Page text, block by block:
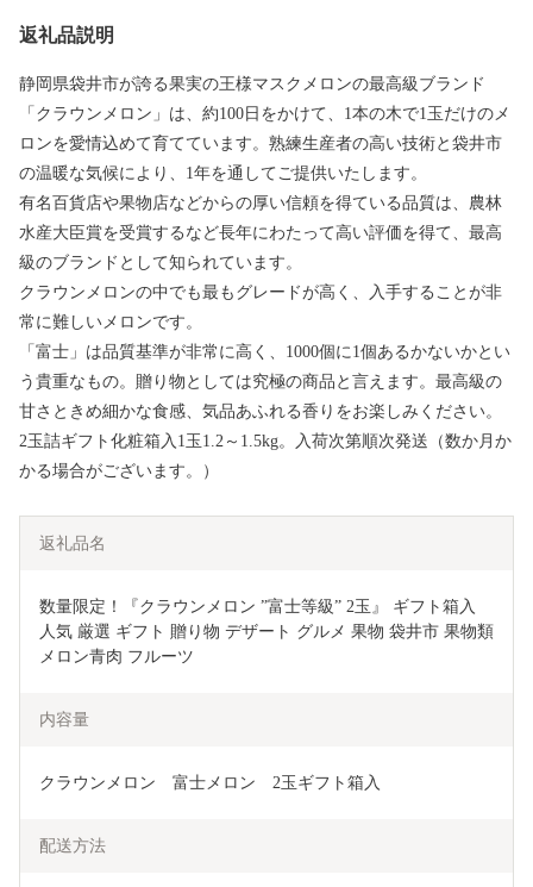
返礼品説明
静岡県袋井市が誇る果実の王様マスクメロンの最高級ブランド
「クラウンメロン」は、約100日をかけて、1本の木で1玉だけのメ
ロンを愛情込めて育てています。熟練生産者の高い技術と袋井市
の温暖な気候により、1年を通してご提供いたします。
有名百貨店や果物店などからの厚い信頼を得ている品質は、農林
水産大臣賞を受賞するなど長年にわたって高い評価を得て、最高
級のブランドとして知られています。
クラウンメロンの中でも最もグレードが高く、入手することが非
常に難しいメロンです。
「富士」は品質基準が非常に高く、1000個に1個あるかないかとい
う貴重なもの。贈り物としては究極の商品と言えます。最高級の
甘さときめ細かな食感、気品あふれる香りをお楽しみください。
2玉詰ギフト化粧箱入1玉1.2～1.5kg。入荷次第順次発送（数か月か
かる場合がございます。）
返礼品名
数量限定！『クラウンメロン ”富士等級” 2玉』 ギフト箱入
人気 厳選 ギフト 贈り物 デザート グルメ 果物 袋井市 果物類
メロン青肉 フルーツ
内容量
クラウンメロン　富士メロン　2玉ギフト箱入
配送方法